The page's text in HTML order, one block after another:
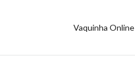
Vaquinha Online